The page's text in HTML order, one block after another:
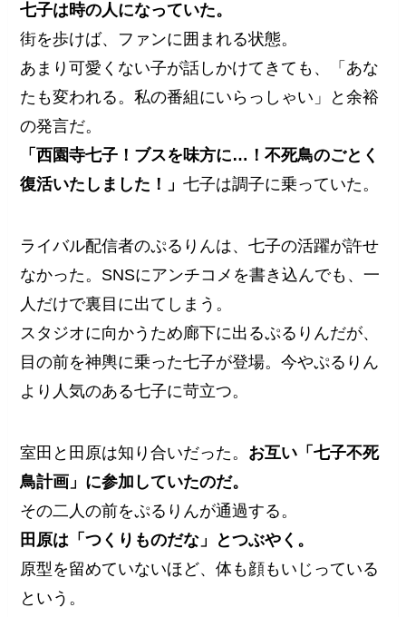
七子は時の人になっていた。
街を歩けば、ファンに囲まれる状態。
あまり可愛くない子が話しかけてきても、「あな
たも変われる。私の番組にいらっしゃい」と余裕
の発言だ。
「西園寺七子！ブスを味方に…！不死鳥のごとく
復活いたしました！」七子は調子に乗っていた。
ライバル配信者のぷるりんは、七子の活躍が許せ
なかった。SNSにアンチコメを書き込んでも、一
人だけで裏目に出てしまう。
スタジオに向かうため廊下に出るぷるりんだが、
目の前を神輿に乗った七子が登場。今やぷるりん
より人気のある七子に苛立つ。
室田と田原は知り合いだった。 お互い「七子不死
鳥計画」に参加していたのだ。
その二人の前をぷるりんが通過する。
田原は「つくりものだな」とつぶやく。
原型を留めていないほど、体も顔もいじっている
という。